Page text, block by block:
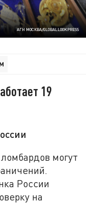
АГН МОСКВА/GLOBALLOOKPRESS
19
могут
России
на